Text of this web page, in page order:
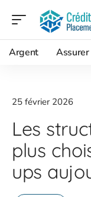
Argent Assurer
25 février 2026
Les
plus
ups